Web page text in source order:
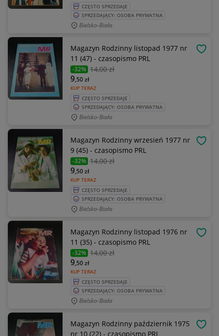
CZĘSTO SPRZEDAJE
SPRZEDAJĄCY: OSOBA PRYWATNA
Bielsko-Biała
Magazyn Rodzinny listopad 1977 nr
11 (47) - czasopismo PRL
-32% 14,00 zł
KUP TERAZ
9,50zł
CZĘSTO SPRZEDAJE
SPRZEDAJĄCY: OSOBA PRYWATNA
Bielsko-Biała
Magazyn Rodzinny wrzesień 1977 nr
9 (45) - czasopismo PRL
-32% 14,00 zł
KUP TERAZ
9,50zł
CZĘSTO SPRZEDAJE
SPRZEDAJĄCY: OSOBA PRYWATNA
Bielsko-Biała
Magazyn Rodzinny listopad 1976 nr
11 (35) - czasopismo PRL
-32% 14,00 zł
KUP TERAZ
9,50zł
CZĘSTO SPRZEDAJE
SPRZEDAJĄCY: OSOBA PRYWATNA
Bielsko-Biała
Magazyn Rodzinny październik 1975
nr 10 (22) - czasopismo PRL